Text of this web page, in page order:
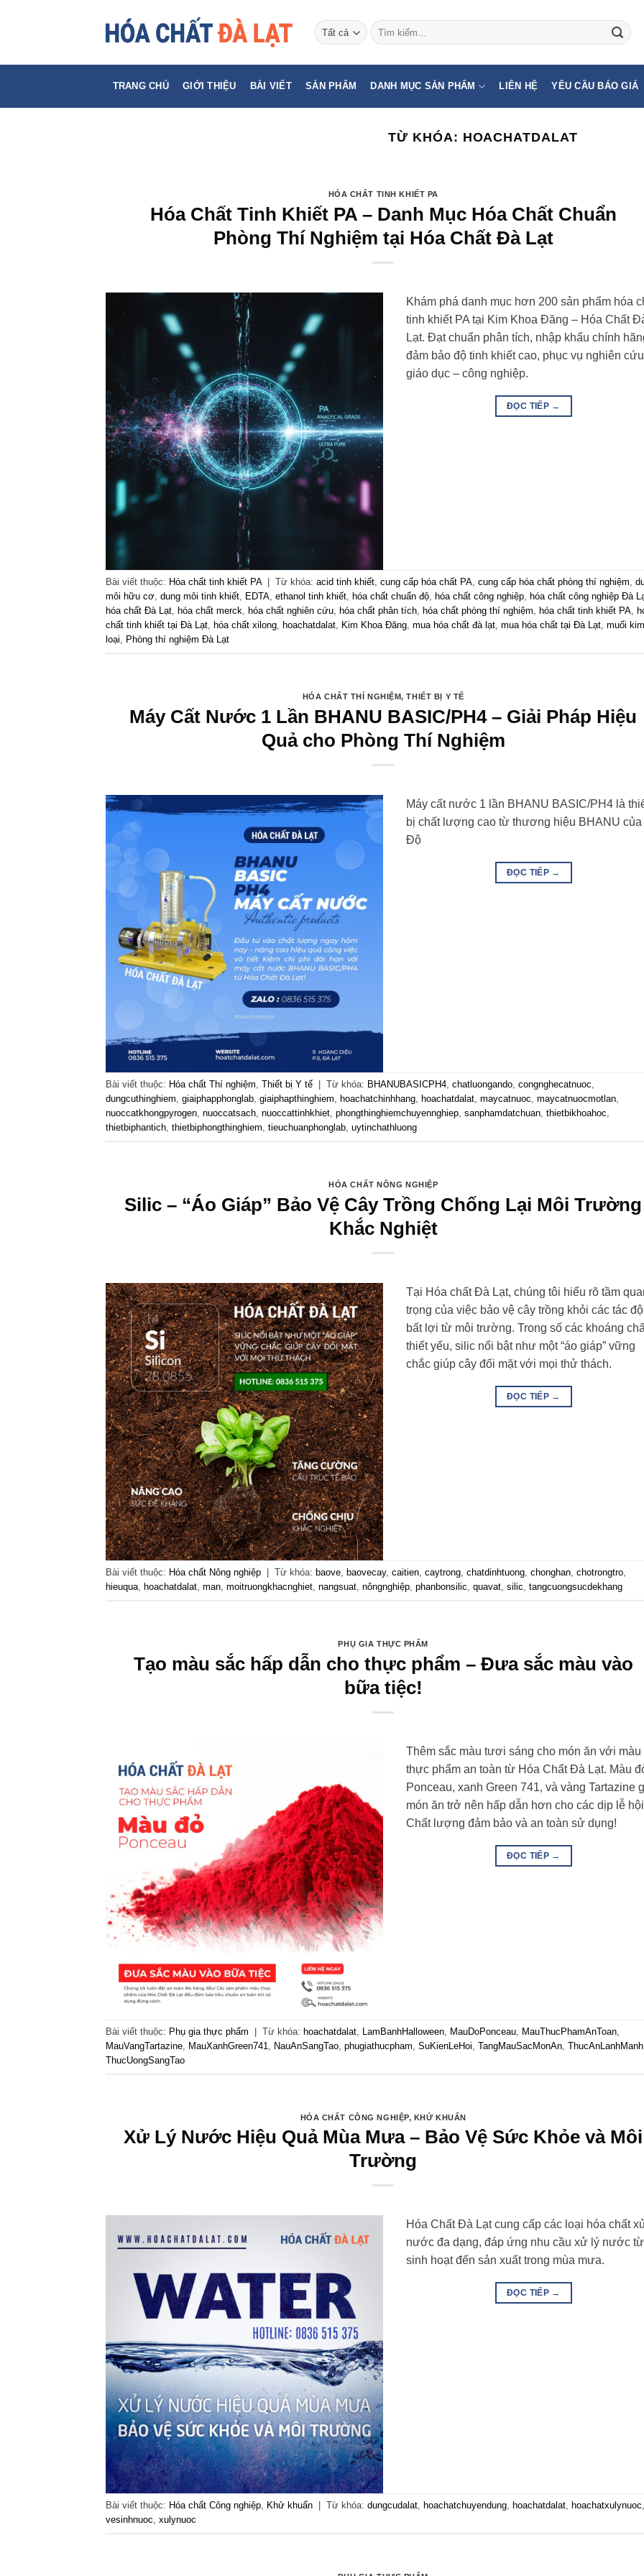
Tìm
kiếm:
TRANG CHỦ GIỚI THIỆU BÀI VIẾT SẢN PHẨM DANH MỤC SẢN PHẨM LIÊN HỆ YÊU CẦU BÁO GIÁ
TỪ KHÓA: HOACHATDALAT
HÓA CHẤT TINH KHIẾT PA
Hóa Chất Tinh Khiết PA – Danh Mục Hóa Chất Chuẩn
Phòng Thí Nghiệm tại Hóa Chất Đà Lạt
Khám phá danh mục hơn 200 sản phẩm hóa
tinh khiết PA tại Kim Khoa Đăng – Hóa Chất
Lạt. Đạt chuẩn phân tích, nhập khẩu chính
đảm bảo độ tinh khiết cao, phục vụ nghiên
giáo dục – công nghiệp.
ĐỌC TIẾP →
Bài viết thuộc: Hóa chất tinh khiết PA Từ khóa: acid tinh khiết, cung cấp hóa chất PA, cung cấp hóa chất phòng thí nghiệm,
môi hữu cơ, dung môi tinh khiết, EDTA, ethanol tinh khiết, hóa chất chuẩn độ, hóa chất công nghiệp, hóa chất công nghiệp Đà
hóa chất Đà Lạt, hóa chất merck, hóa chất nghiên cứu, hóa chất phân tích, hóa chất phòng thí nghiệm, hóa chất tinh khiết PA,
chất tinh khiết tại Đà Lạt, hóa chất xilong, hoachatdalat, Kim Khoa Đăng, mua hóa chất đà lạt, mua hóa chất tại Đà Lạt, muối kim
loại, Phòng thí nghiệm Đà Lạt
HÓA CHẤT THÍ NGHIỆM,THIẾT BỊ Y TẾ
Máy Cất Nước 1 Lần BHANU BASIC/PH4 – Giải Pháp Hiệu
Quả cho Phòng Thí Nghiệm
Máy cất nước 1 lần BHANU BASIC/PH4 là
bị chất lượng cao từ thương hiệu BHANU của
Độ
ĐỌC TIẾP →
Bài viết thuộc: Hóa chất Thí nghiệm, Thiết bị Y tế Từ khóa: BHANUBASICPH4, chatluongando, congnghecatnuoc,
dungcuthinghiem, giaiphapphonglab, giaiphapthinghiem, hoachatchinhhang, hoachatdalat, maycatnuoc, maycatnuocmotlan,
nuoccatkhongpyrogen, nuoccatsach, nuoccattinhkhiet, phongthinghiemchuyennghiep, sanphamdatchuan, thietbikhoahoc,
thietbiphantich, thietbiphongthinghiem, tieuchuanphonglab, uytinchathluong
HÓA CHẤT NÔNG NGHIỆP
Silic – “Áo Giáp” Bảo Vệ Cây Trồng Chống Lại Môi Trường
Khắc Nghiệt
Tại Hóa chất Đà Lạt, chúng tôi hiểu rõ tầm
trọng của việc bảo vệ cây trồng khỏi các tác
bất lợi từ môi trường. Trong số các khoáng
thiết yếu, silic nổi bật như một “áo giáp” vững
chắc giúp cây đối mặt với mọi thử thách.
ĐỌC TIẾP →
Bài viết thuộc: Hóa chất Nông nghiệp Từ khóa: baove, baovecay, caitien, caytrong, chatdinhtuong, chonghan, chotrongtro,
hieuqua, hoachatdalat, man, moitruongkhacnghiet, nangsuat, nôngnghiệp, phanbonsilic, quavat, silic, tangcuongsucdekhang
PHỤ GIA THỰC PHẨM
Tạo màu sắc hấp dẫn cho thực phẩm – Đưa sắc màu vào
bữa tiệc!
Thêm sắc màu tươi sáng cho món ăn với màu
thực phẩm an toàn từ Hóa Chất Đà Lạt. Màu
Ponceau, xanh Green 741, và vàng Tartazine
món ăn trở nên hấp dẫn hơn cho các dịp lễ
Chất lượng đảm bảo và an toàn sử dụng!
ĐỌC TIẾP →
Bài viết thuộc: Phụ gia thực phẩm Từ khóa: hoachatdalat, LamBanhHalloween, MauDoPonceau, MauThucPhamAnToan,
MauVangTartazine, MauXanhGreen741, NauAnSangTao, phugiathucpham, SuKienLeHoi, TangMauSacMonAn, ThucAnLanhManh
ThucUongSangTao
HÓA CHẤT CÔNG NGHIỆP, KHỬ KHUẨN
Xử Lý Nước Hiệu Quả Mùa Mưa – Bảo Vệ Sức Khỏe và Môi
Trường
Hóa Chất Đà Lạt cung cấp các loại hóa chất
nước đa dạng, đáp ứng nhu cầu xử lý nước từ
sinh hoạt đến sản xuất trong mùa mưa.
ĐỌC TIẾP →
Bài viết thuộc: Hóa chất Công nghiệp, Khử khuẩn Từ khóa: dungcudalat, hoachatchuyendung, hoachatdalat, hoachatxulynuoc,
vesinhnuoc, xulynuoc